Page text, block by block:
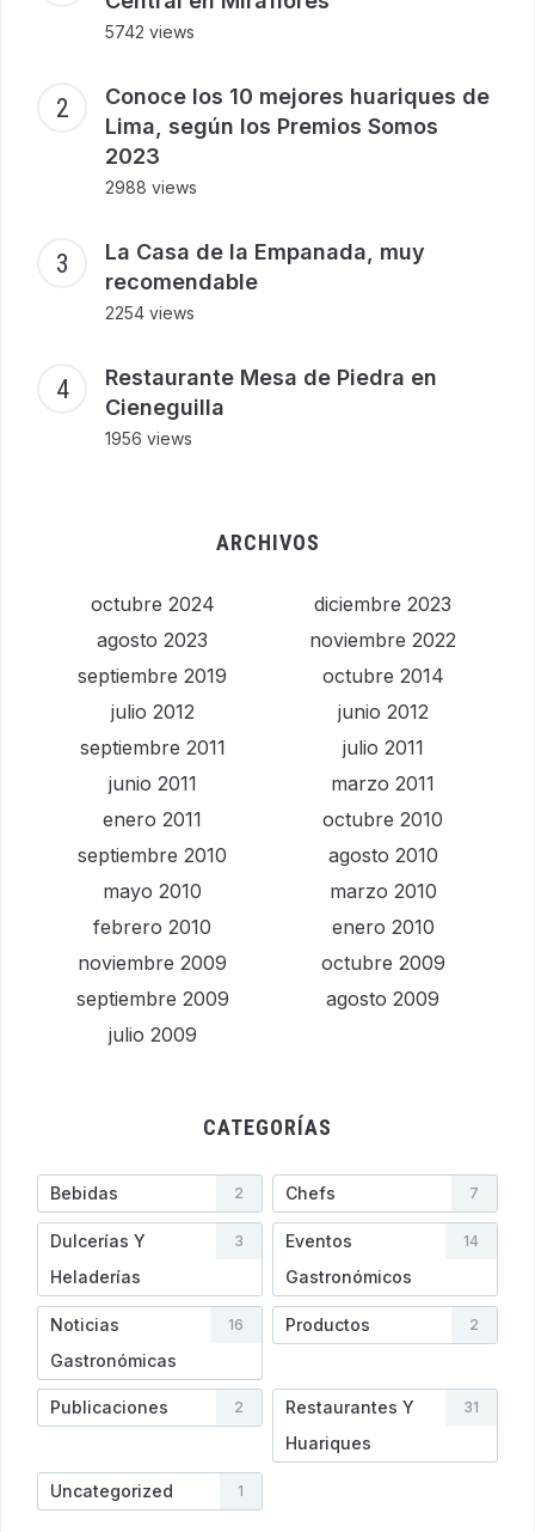
5742 views
Conoce los 10 mejores huariques de
Lima, según los Premios Somos
2023
2988 views
La Casa de la Empanada, muy
recomendable
2254 views
Restaurante Mesa de Piedra en
Cieneguilla
1956 views
ARCHIVOS
octubre 2024
diciembre 2023
agosto 2023
noviembre 2022
septiembre 2019
octubre 2014
julio 2012
junio 2012
septiembre 2011
julio 2011
junio 2011
marzo 2011
enero 2011
octubre 2010
septiembre 2010
agosto 2010
mayo 2010
marzo 2010
febrero 2010
enero 2010
noviembre 2009
octubre 2009
septiembre 2009
agosto 2009
julio 2009
CATEGORÍAS
Bebidas 2 Chefs 7
Dulcerías Y
Heladerí­as
3
Eventos
Gastronómicos
14
Noticias
Gastronómicas
16 Productos 2
Publicaciones 2
Restaurantes Y
Huariques
31
Uncategorized 1